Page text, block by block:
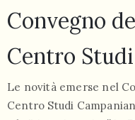
Convegno
Centro
Le novità emerse nel
Centro Studi